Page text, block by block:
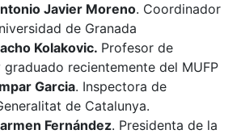
Javier Moreno. Coordinador
de Granada
Kolakovic. Profesor de
graduado recientemente del MUFP
Garcia. Inspectora de
de Catalunya.
Fernández. Presidenta de la